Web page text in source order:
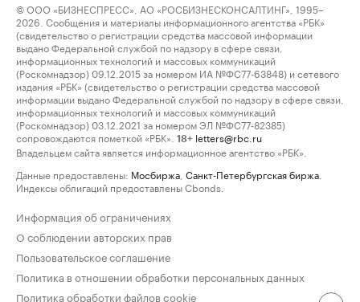
© ООО «БИЗНЕСПРЕСС», АО «РОСБИЗНЕСКОНСАЛТИНГ», 1995–
2026. Сообщения и материалы информационного агентства «РБК»
(свидетельство о регистрации средства массовой информации
выдано Федеральной службой по надзору в сфере связи,
информационных технологий и массовых коммуникаций
(Роскомнадзор) 09.12.2015 за номером ИА №ФС77-63848) и сетевого
издания «РБК» (свидетельство о регистрации средства массовой
информации выдано Федеральной службой по надзору в сфере связи,
информационных технологий и массовых коммуникаций
(Роскомнадзор) 03.12.2021 за номером ЭЛ №ФС77-82385)
сопровождаются пометкой «РБК».
18+ letters@rbc.ru
Владельцем сайта является информационное агентство «РБК».
Данные предоставлены: Мосбиржа Санкт-Петербургская биржа
Индексы облигаций предоставлены Cbonds.
Информация об ограничениях
О соблюдении авторских прав
Пользовательское соглашение
Политика в отношении обработки персональных данных
Политика обработки файлов cookie